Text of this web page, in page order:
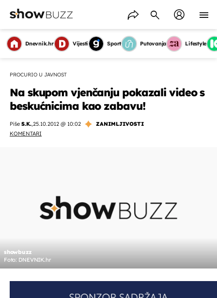
Dnevnik.hr Vijesti Sport Putovanja Lifestyle
PROCURIO U JAVNOST
Na skupom vjenčanju pokazali video s
beskućnicima kao zabavu!
Piše S.K.,25.10.2012 @ 10:02
ZANIMLJIVOSTI
KOMENTARI
showbuzz
Foto: DNEVNIK.hr